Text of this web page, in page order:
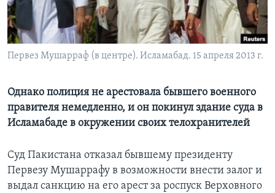
Learning English
СОЦИАЛЬНЫЕ СЕТИ
Языки
Первез Мушарраф (в центре). Исламабад. 15 апреля 2013 г.
Однако полиция не арестовала бывшего военного
правителя немедленно, и он покинул здание суда в
Исламабаде в окружении своих телохранителей
Суд Пакистана отказал бывшему президенту
Первезу Мушаррафу в возможности внести залог и
выдал санкцию на его арест за роспуск Верховного